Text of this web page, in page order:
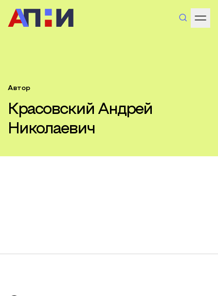
Автор
Красовский Андрей
Николаевич